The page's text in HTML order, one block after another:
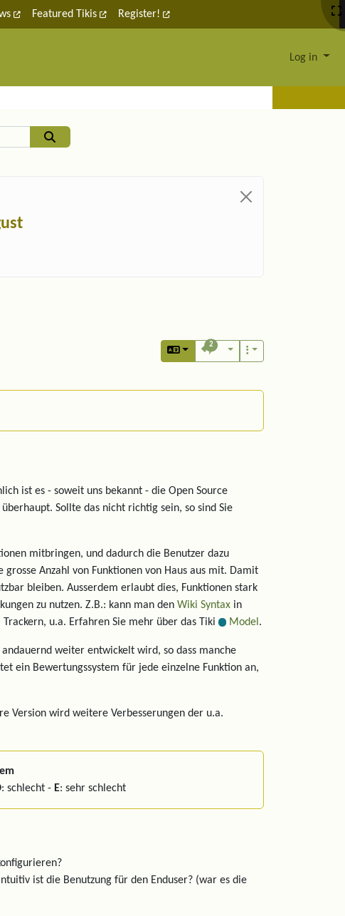
Featured Tikis Register!
Log in
2
ist es - soweit uns bekannt - die Open Source
überhaupt. Sollte das nicht richtig sein, so sind Sie
mitbringen, und dadurch die Benutzer dazu
Anzahl von Funktionen von Haus aus mit. Damit
bleiben. Ausserdem erlaubt dies, Funktionen stark
zu nutzen. Z.B.: kann man den Wiki Syntax in
u.a. Erfahren Sie mehr über das Tiki
Model .
weiter entwickelt wird, so dass manche
ein Bewertungssystem für jede einzelne Funktion an,
Version wird weitere Verbesserungen der u.a.
: schlecht - E: sehr schlecht
ist die Benutzung für den Enduser? (war es die